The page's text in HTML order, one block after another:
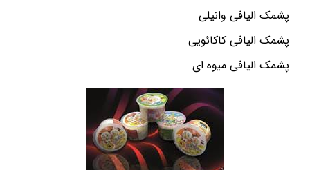
پشمک الیافی وانیلی
پشمک الیافی کاکائویی
پشمک الیافی میوه ای